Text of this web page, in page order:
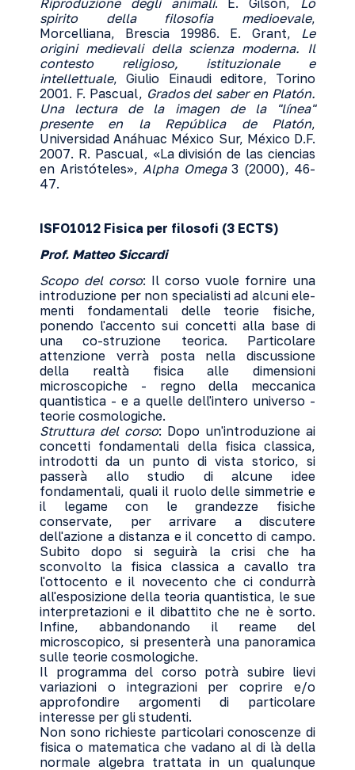
Riproduzione degli animali. E. Gilson, Lo
spirito della filosofia medioevale,
Morcelliana, Brescia 19986. E. Grant, Le
origini medievali della scienza moderna. Il
contesto religioso, istituzionale e
intellettuale, Giulio Einaudi editore, Torino
2001. F. Pascual, Grados del saber en Platón.
Una lectura de la imagen de la "línea"
presente en la República de Platón,
Universidad Anáhuac México Sur, México D.F.
2007. R. Pascual, «La división de las ciencias
en Aristóteles», Alpha Omega3 (2000), 46-
47.
ISFO1012 Fisica per filosofi (3 ECTS)
Prof. Matteo Siccardi
Scopo del corso: Il corso vuole fornire una
introduzione per non specialisti ad alcuni ele-
menti fondamentali delle teorie fisiche,
ponendo l'accento sui concetti alla base di
una co-struzione teorica. Particolare
attenzione verrà posta nella discussione
della realtà fisica alle dimensioni
microscopiche - regno della meccanica
quantistica - e a quelle dell'intero universo -
teorie cosmologiche.
Struttura del corso: Dopo un'introduzione ai
concetti fondamentali della fisica classica,
introdotti da un punto di vista storico, si
passerà allo studio di alcune idee
fondamentali, quali il ruolo delle simmetrie e
il legame con le grandezze fisiche
conservate, per arrivare a discutere
dell'azione a distanza e il concetto di campo.
Subito dopo si seguirà la crisi che ha
sconvolto la fisica classica a cavallo tra
l'ottocento e il novecento che ci condurrà
all'esposizione della teoria quantistica, le sue
interpretazioni e il dibattito che ne è sorto.
Infine, abbandonando il reame del
microscopico, si presenterà una panoramica
sulle teorie cosmologiche.
Il programma del corso potrà subire lievi
variazioni o integrazioni per coprire e/o
approfondire argomenti di particolare
interesse per gli studenti.
Non sono richieste particolari conoscenze di
fisica o matematica che vadano al di là della
normale algebra trattata in un qualunque